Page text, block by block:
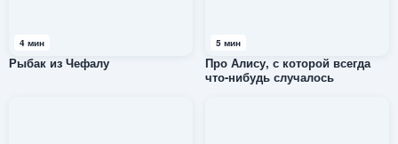
4 мин
Рыбак из Чефалу
5 мин
Про Алису, с которой всегда
что-нибудь случалось